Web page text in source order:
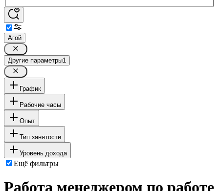
Агой
Другие параметры1
График
Рабочие часы
Опыт
Тип занятости
Уровень дохода
Ещё фильтры
Работа менеджером по работе